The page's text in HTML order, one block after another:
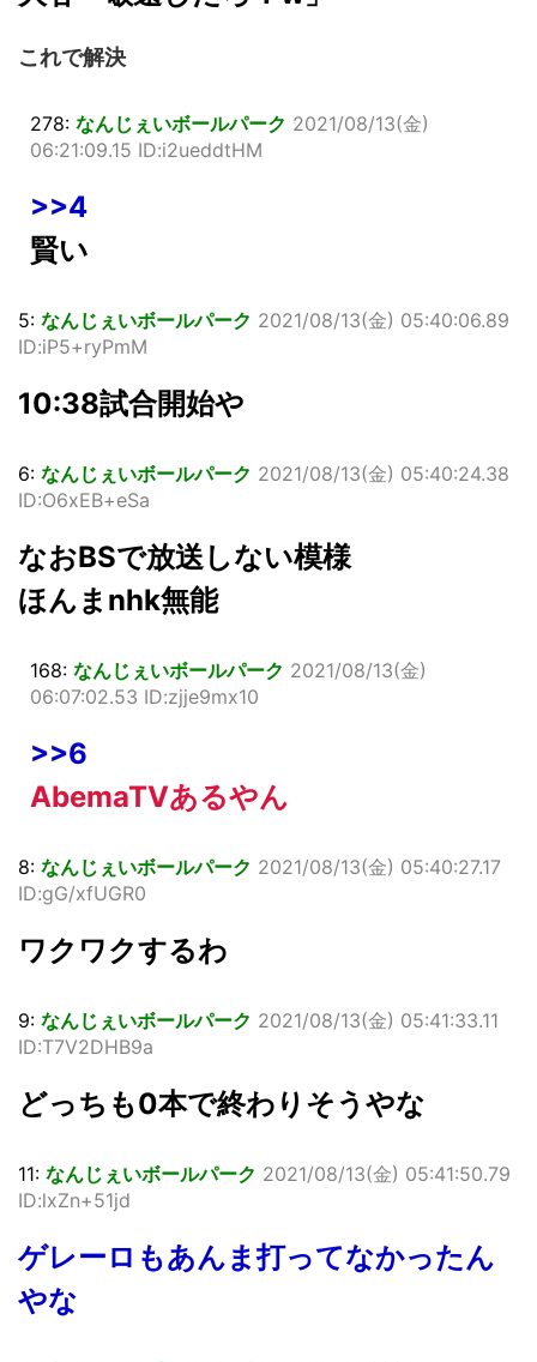
これで解決
278: なんじぇいボールパーク 2021/08/13(金)
06:21:09.15 ID:i2ueddtHM
>>4
賢い
5: なんじぇいボールパーク 2021/08/13(金) 05:40:06.89
ID:iP5+ryPmM
10:38試合開始や
6: なんじぇいボールパーク 2021/08/13(金) 05:40:24.38
ID:O6xEB+eSa
なおBSで放送しない模様
ほんまnhk無能
168: なんじぇいボールパーク 2021/08/13(金)
06:07:02.53 ID:zjje9mx10
>>6
AbemaTVあるやん
8: なんじぇいボールパーク 2021/08/13(金) 05:40:27.17
ID:gG/xfUGR0
ワクワクするわ
9: なんじぇいボールパーク 2021/08/13(金) 05:41:33.11
ID:T7V2DHB9a
どっちも0本で終わりそうやな
11: なんじぇいボールパーク 2021/08/13(金) 05:41:50.79
ID:lxZn+51jd
ゲレーロもあんま打ってなかったん
やな